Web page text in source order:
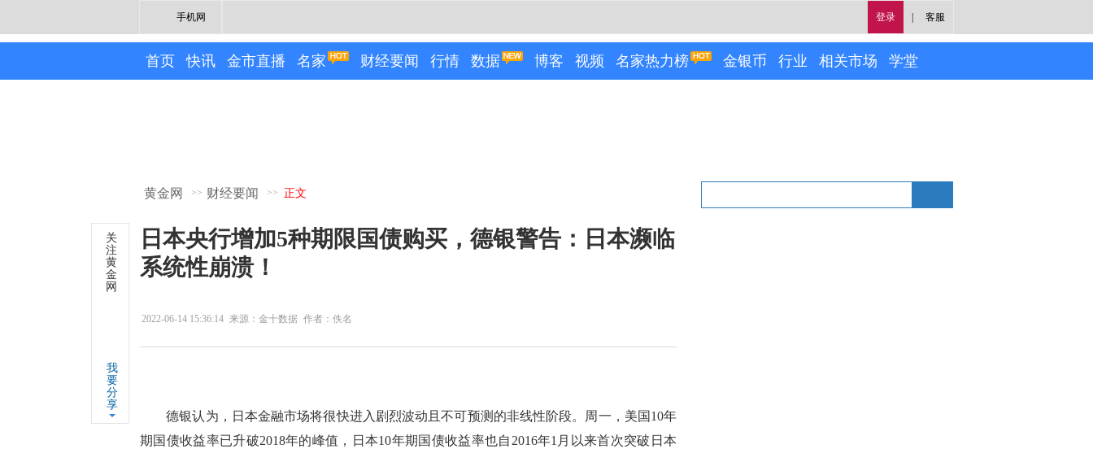
登录 客服
手机网
首页 快讯 金市直播 名家 财经要闻 行情 数据 博客 视频 名家热力榜 金银币 行业 相关市场 学堂
黄金网 >> 财经要闻 >> 正文
日本央行增加5种期限国债购买，德银警告：日本濒临
系统性崩溃！
2022-06-14 15:36:14 来源：金十数据 作者：佚名
关
注
黄
金
网
我
要
分
享
德银认为，日本金融市场将很快进入剧烈波动且不可预测的非线性阶段。周一，美国10年
期国债收益率已升破2018年的峰值，日本10年期国债收益率也自2016年1月以来首次突破日本